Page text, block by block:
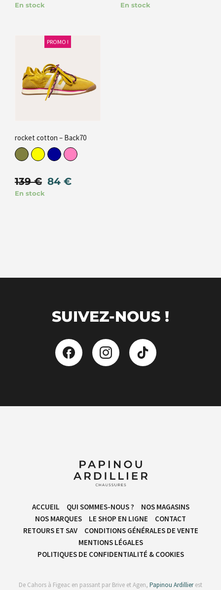
En stock En stock
PROMO !
rocket cotton – Back70
139€ 84 €
En stock
SUIVEZ-NOUS !
ACCUEIL QUI SOMMES-NOUS ?
NOS MAGASINS
NOS MARQUES
LE SHOP EN LIGNE
CONTACT
RETOURS ET SAV
CONDITIONS GÉNÉRALES DE VENTE​
MENTIONS LÉGALES
POLITIQUES DE CONFIDENTIALITÉ & COOKIES
De Cahors à Figeac en passant par Brive et Agen, Papinou Ardillierest